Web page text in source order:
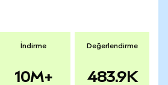
İndirme
10M+
Değerlendirme
483.9K